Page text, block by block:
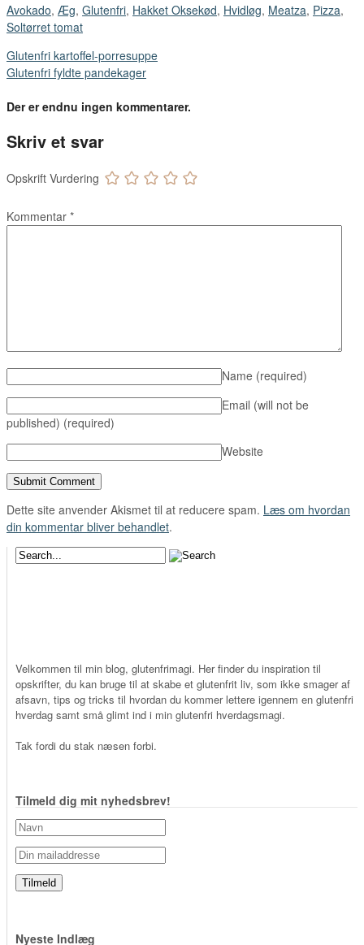
Avokado, Æg, Glutenfri, Hakket Oksekød, Hvidløg, Meatza, Pizza,
Soltørret tomat
Glutenfri kartoffel-porresuppe
Glutenfri fyldte pandekager
Der er endnu ingen kommentarer.
Skriv et svar
Opskrift Vurdering
Kommentar *
Name (required)
Email (will not be
published) (required)
Website
Dette site anvender Akismet til at reducere spam. Læs om hvordan
din kommentar bliver behandlet.
Velkommen til min blog, glutenfrimagi. Her finder du inspiration til
opskrifter, du kan bruge til at skabe et glutenfrit liv, som ikke smager af
afsavn, tips og tricks til hvordan du kommer lettere igennem en glutenfri
hverdag samt små glimt ind i min glutenfri hverdagsmagi.
Tak fordi du stak næsen forbi.
Tilmeld dig mit nyhedsbrev!
Nyeste Indlæg